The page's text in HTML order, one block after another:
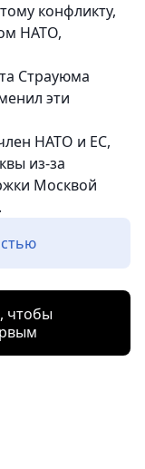
конфликту,
НАТО,
Страуюма
эти
НАТО и ЕС,
из-за
Москвой
чтобы